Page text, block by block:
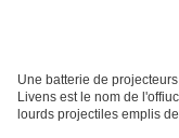
Une batterie de
Livens est le nom de
lourds projectiles emplis